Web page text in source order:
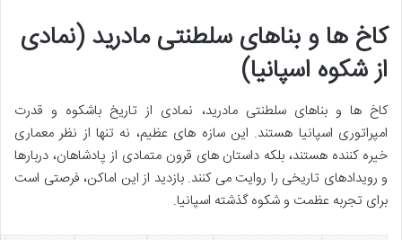
کاخ ها و بناهای سلطنتی مادرید (نمادی
از شکوه اسپانیا)
کاخ ها و بناهای سلطنتی مادرید، نمادی از تاریخ باشکوه و قدرت
امپراتوری اسپانیا هستند. این سازه های عظیم، نه تنها از نظر معماری
خیره کننده هستند، بلکه داستان های قرون متمادی از پادشاهان، دربارها
و رویدادهای تاریخی را روایت می کنند. بازدید از این اماکن، فرصتی است
برای تجربه عظمت و شکوه گذشته اسپانیا.